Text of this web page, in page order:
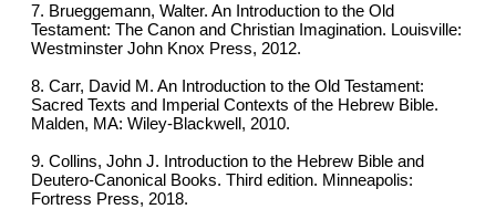
7. Brueggemann, Walter. An Introduction to the Old
Testament: The Canon and Christian Imagination. Louisville:
Westminster John Knox Press, 2012.
8. Carr, David M. An Introduction to the Old Testament:
Sacred Texts and Imperial Contexts of the Hebrew Bible.
Malden, MA: Wiley-Blackwell, 2010.
9. Collins, John J. Introduction to the Hebrew Bible and
Deutero-Canonical Books. Third edition. Minneapolis:
Fortress Press, 2018.